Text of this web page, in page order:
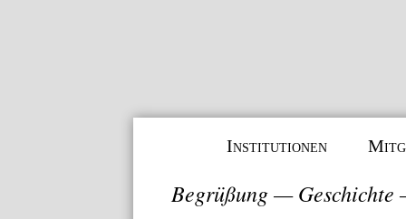
Institutionen
Begrüßung—Geschichte